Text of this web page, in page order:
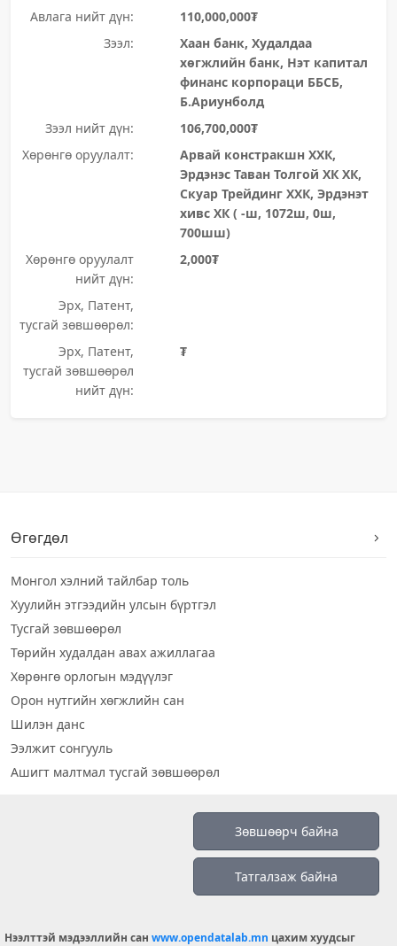
Авлага нийт дүн:
110,000,000₮
Зээл:
Хаан банк, Худалдаа
хөгжлийн банк, Нэт капитал
финанс корпораци ББСБ,
Б.Ариунболд
Зээл нийт дүн:
106,700,000₮
Хөрөнгө оруулалт:
Арвай констракшн ХХК,
Эрдэнэс Таван Толгой ХК ХК,
Скуар Трейдинг ХХК, Эрдэнэт
хивс ХК ( -ш, 1072ш, 0ш,
700шш)
Хөрөнгө оруулалт
нийт дүн:
2,000₮
Эрх, Патент,
тусгай зөвшөөрөл:
Эрх, Патент,
тусгай зөвшөөрөл
нийт дүн:
₮
Өгөгдөл
Монгол хэлний тайлбар толь
Хуулийн этгээдийн улсын бүртгэл
Тусгай зөвшөөрөл
Төрийн худалдан авах ажиллагаа
Хөрөнгө орлогын мэдүүлэг
Орон нутгийн хөгжлийн сан
Шилэн данс
Ээлжит сонгууль
Ашигт малтмал тусгай зөвшөөрөл
info@opendatalab.mn
Зөвшөөрч байна
Татгалзаж байна
Нээлттэй мэдээллийн сан www.opendatalab.mn цахим хуудсыг